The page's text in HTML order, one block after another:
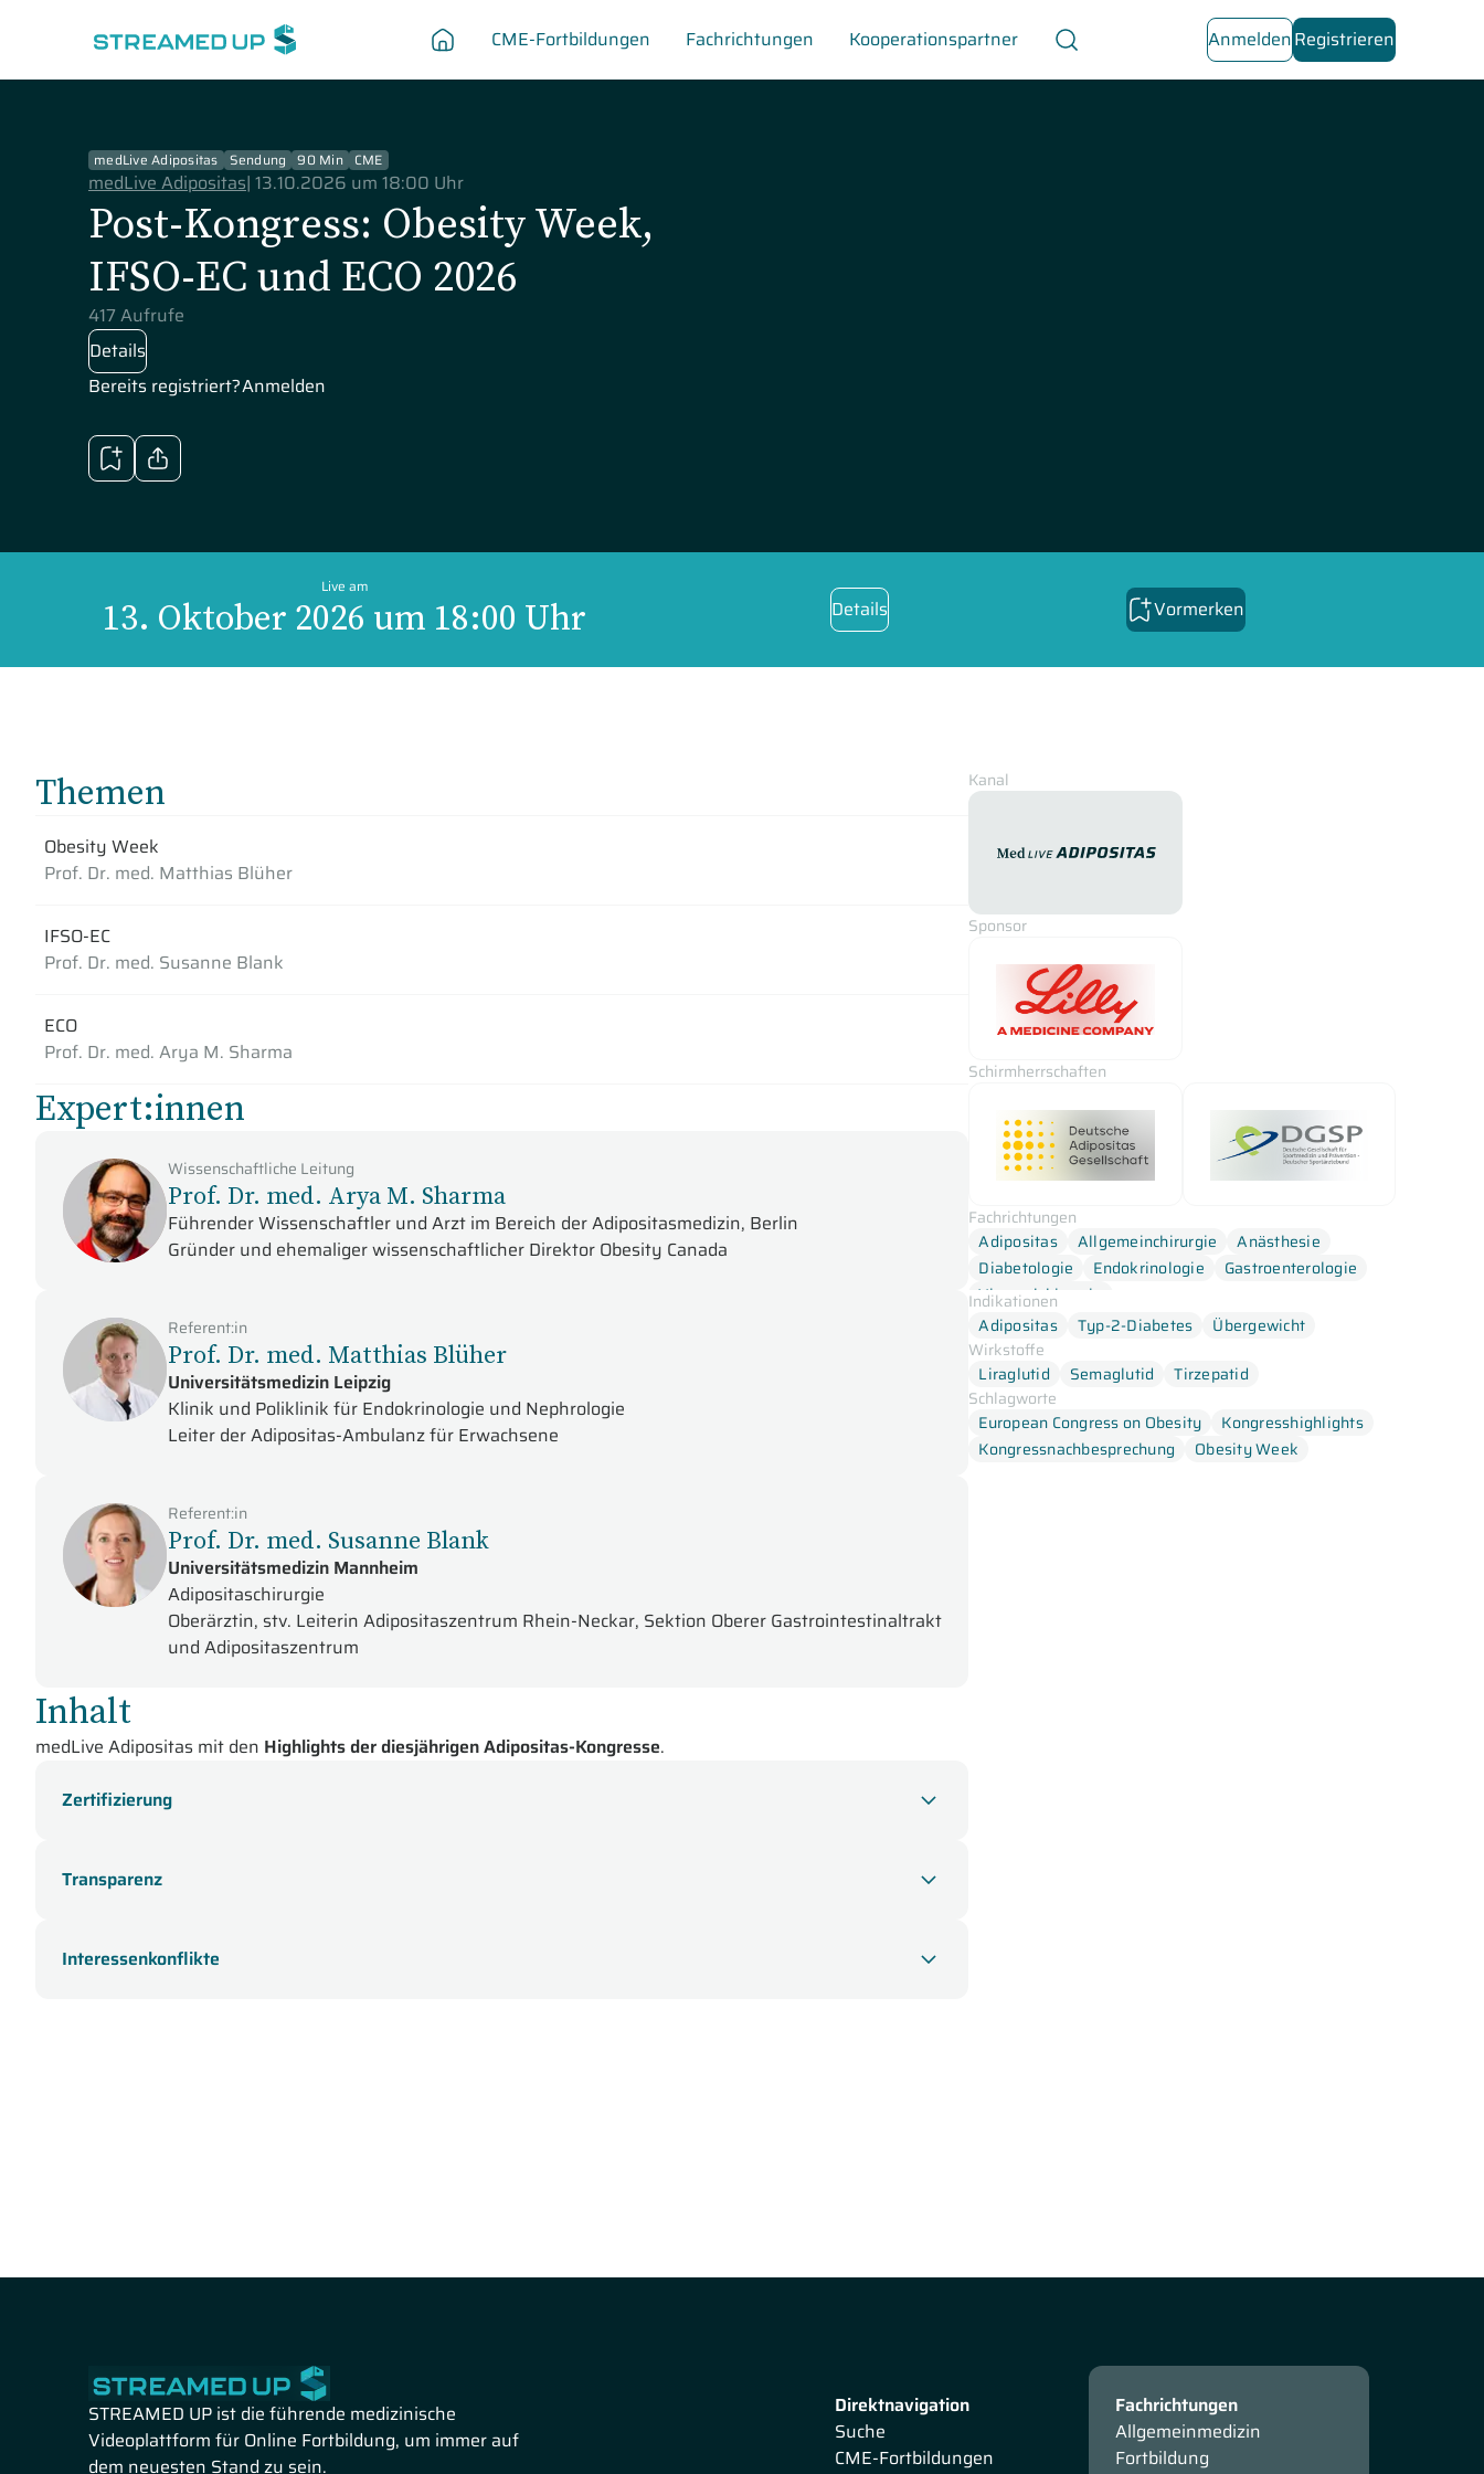
CME-Fortbildungen Fachrichtungen Kooperationspartner AnmeldenRegistrieren
medLive Adipositas Sendung 90 Min CME
medLive Adipositas| 13.10.2026 um 18:00 Uhr
Post-Kongress: Obesity Week,
IFSO-EC und ECO 2026
417 Aufrufe
Details
Bereits registriert?Anmelden
Live am
13. Oktober 2026 um 18:00 Uhr Details Vormerken
Themen
Obesity Week
Prof. Dr. med. Matthias Blüher
IFSO-EC
Prof. Dr. med. Susanne Blank
ECO
Prof. Dr. med. Arya M. Sharma
Expert:innen
Wissenschaftliche Leitung
Prof. Dr. med. Arya M. Sharma
Führender Wissenschaftler und Arzt im Bereich der Adipositasmedizin, Berlin
Gründer und ehemaliger wissenschaftlicher Direktor Obesity Canada
Referent:in
Prof. Dr. med. Matthias Blüher
Universitätsmedizin Leipzig
Klinik und Poliklinik für Endokrinologie und Nephrologie
Leiter der Adipositas-Ambulanz für Erwachsene
Referent:in
Prof. Dr. med. Susanne Blank
Universitätsmedizin Mannheim
Adipositaschirurgie
Oberärztin, stv. Leiterin Adipositaszentrum Rhein-Neckar, Sektion Oberer Gastrointestinaltrakt
und Adipositaszentrum
Inhalt
medLive Adipositas mit den Highlights der diesjährigen Adipositas-Kongresse.
Zertifizierung
Transparenz
Interessenkonflikte
Fachrichtungen
Adipositas
Allgemeinchirurgie
Anästhesie
Diabetologie
Endokrinologie
Gastroenterologie
Viszeralchirurgie
Kanal
medLive Adipositas
Sponsor
Schirmherrschaften
Indikationen
Adipositas
Typ-2-Diabetes
Übergewicht
Wirkstoffe
Liraglutid
Semaglutid
Tirzepatid
Schlagworte
European Congress on Obesity
Kongresshighlights
Kongressnachbesprechung
Obesity Week
STREAMED UP ist die führende medizinische
Videoplattform für Online Fortbildung, um immer auf
dem neuesten Stand zu sein.
Direktnavigation
Suche
CME-Fortbildungen
Fachrichtungen
Allgemeinmedizin
Fortbildung